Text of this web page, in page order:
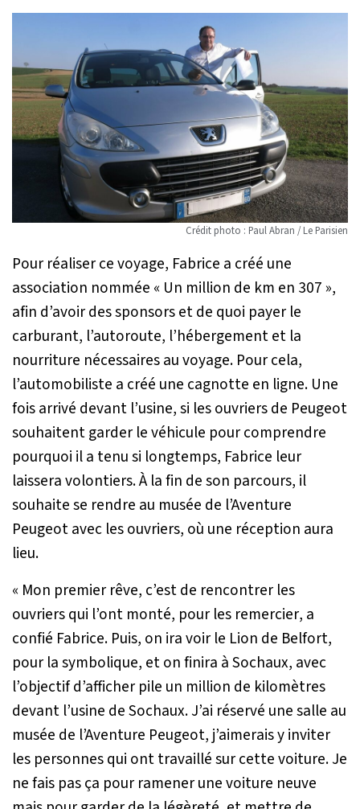
Crédit photo : Paul Abran / Le Parisien
Pour réaliser ce voyage, Fabrice a créé une
association nommée « Un million de km en 307 »,
afin d’avoir des sponsors et de quoi payer le
carburant, l’autoroute, l’hébergement et la
nourriture nécessaires au voyage. Pour cela,
l’automobiliste a créé une cagnotte en ligne. Une
fois arrivé devant l’usine, si les ouvriers de Peugeot
souhaitent garder le véhicule pour comprendre
pourquoi il a tenu si longtemps, Fabrice leur
laissera volontiers. À la fin de son parcours, il
souhaite se rendre au musée de l’Aventure
Peugeot avec les ouvriers, où une réception aura
lieu.
« Mon premier rêve, c’est de rencontrer les
ouvriers qui l’ont monté, pour les remercier, a
confié Fabrice. Puis, on ira voir le Lion de Belfort,
pour la symbolique, et on finira à Sochaux, avec
l’objectif d’afficher pile un million de kilomètres
devant l’usine de Sochaux. J’ai réservé une salle au
musée de l’Aventure Peugeot, j’aimerais y inviter
les personnes qui ont travaillé sur cette voiture. Je
ne fais pas ça pour ramener une voiture neuve